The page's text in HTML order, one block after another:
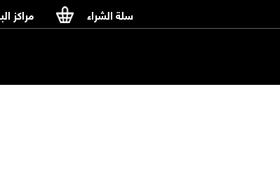
سلة الشراء مراكز